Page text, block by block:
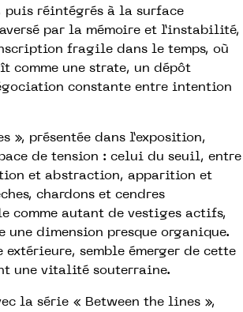
puis réintégrés à la surface
par la mémoire et l’instabilité,
fragile dans le temps, où
comme une strate, un dépôt
constante entre intention
», présentée dans l’exposition,
de tension : celui du seuil, entre
et abstraction, apparition et
chardons et cendres
comme autant de vestiges actifs,
une dimension presque organique.
extérieure, semble émerger de cette
une vitalité souterraine.
la série « Between the lines »,